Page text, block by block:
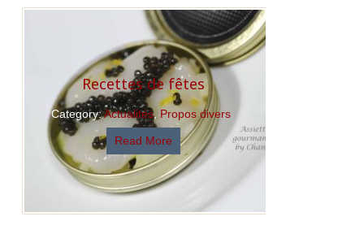
Recettes de fêtes
Category:Actualités, Propos divers
Read More